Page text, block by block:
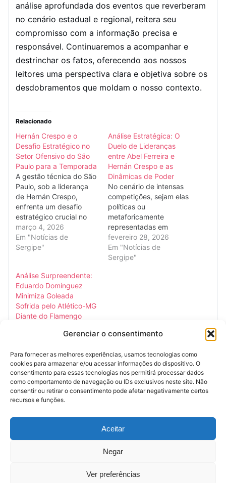
Gerenciar o consentimento
Para fornecer as melhores experiências, usamos tecnologias como
cookies para armazenar e/ou acessar informações do dispositivo. O
consentimento para essas tecnologias nos permitirá processar dados
como comportamento de navegação ou IDs exclusivos neste site. Não
consentir ou retirar o consentimento pode afetar negativamente certos
recursos e funções.
Aceitar
Negar
Ver preferências
análise aprofundada dos eventos que reverberam
no cenário estadual e regional, reitera seu
compromisso com a informação precisa e
responsável. Continuaremos a acompanhar e
destrinchar os fatos, oferecendo aos nossos
leitores uma perspectiva clara e objetiva sobre os
desdobramentos que moldam o nosso contexto.
Relacionado
Hernán Crespo e o
Desafio Estratégico no
Setor Ofensivo do São
Paulo para a Temporada
A gestão técnica do São
Paulo, sob a liderança
de Hernán Crespo,
enfrenta um desafio
estratégico crucial no
aprimoramento do seu
setor ofensivo para a
atual temporada. A
bastidores e entre
analistas, dada a notável
carência de diversidade
nas finalizações,
aspecto que impacta…
março 4, 2026
Em "Notícias de
Sergipe"
Análise Estratégica: O
Duelo de Lideranças
entre Abel Ferreira e
Hernán Crespo e as
Dinâmicas de Poder
No cenário de intensas
competições, sejam elas
políticas ou
metaforicamente
representadas em
outras esferas de alta
performance, a
**disputa estratégica**
para além do campo
fevereiro 28, 2026
Em "Notícias de
Sergipe"
Análise Surpreendente:
Eduardo Domínguez
Minimiza Goleada
Sofrida pelo Atlético-MG
Diante do Flamengo
Domínguez**, técnico do
recente goleada por 4 a
0 sofrida para o
Flamengo na Arena MRV,
reverberou no cenário
esportivo nacional,
questionamentos sobre
surpreendeu ao declarar
abril 27, 2026
Em "Notícias de
Sergipe"